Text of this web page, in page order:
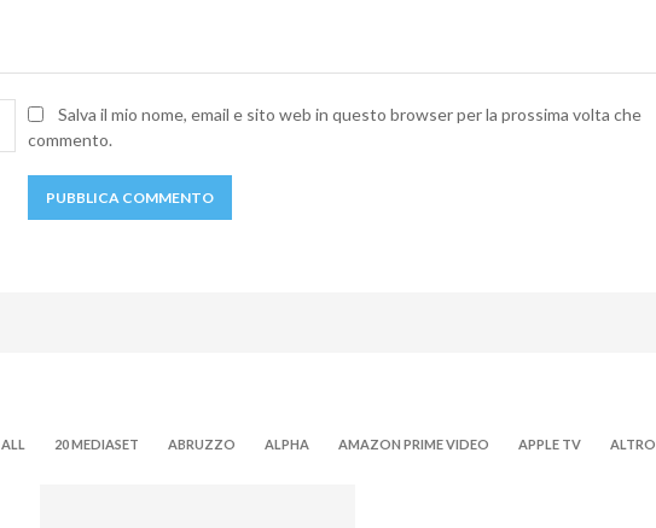
Nome:Salva il mio nome, email e sito web in questo browser per la prossima volta che
commento.
ALL 20 MEDIASET ABRUZZO ALPHA AMAZON PRIME VIDEO APPLE TV ALTRO